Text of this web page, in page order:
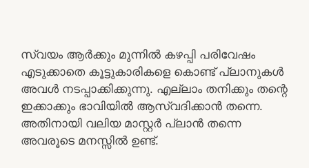
സ്വയം ആർക്കും മുന്നിൽ കഴപ്പി പരിവേഷം
എടുക്കാതെ കൂട്ടുകാരികളെ കൊണ്ട് പ്ലാനുകൾ
അവൾ നടപ്പാക്കിക്കുന്നു. എല്ലാം തനിക്കും തന്റെ
ഇക്കാക്കും ഭാവിയിൽ ആസ്വദിക്കാൻ തന്നെ.
അതിനായി വലിയ മാസ്റ്റർ പ്ലാൻ തന്നെ
അവരൂടെ മനസ്സിൽ ഉണ്ട്.